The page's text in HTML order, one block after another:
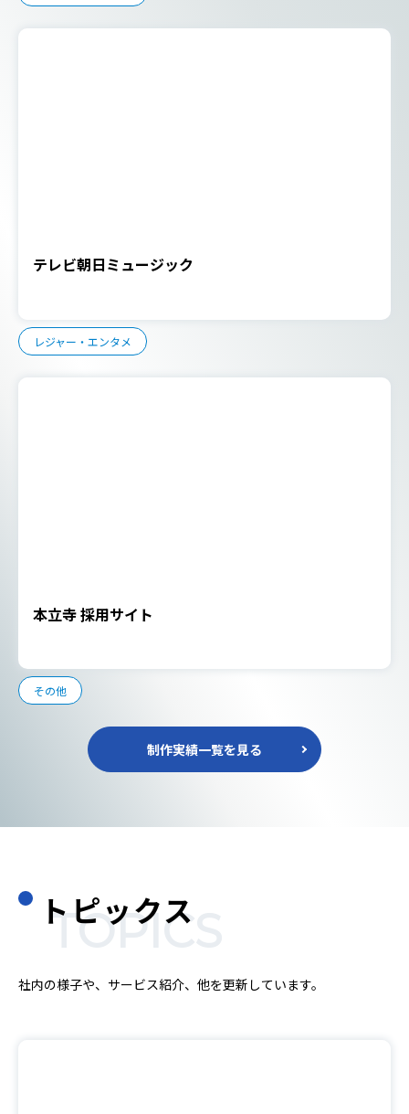
テレビ朝日ミュージック
レジャー・エンタメ
本立寺 採用サイト
その他
制作実績一覧を見る
トピックス
TOPICS
社内の様子や、サービス紹介、他を更新しています。